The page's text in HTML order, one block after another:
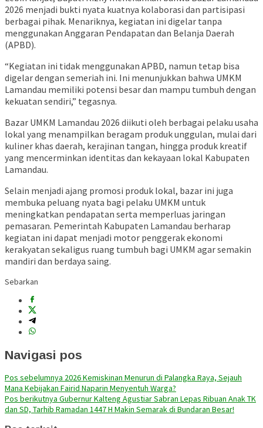
2026 menjadi bukti nyata kuatnya kolaborasi dan partisipasi
berbagai pihak. Menariknya, kegiatan ini digelar tanpa
menggunakan Anggaran Pendapatan dan Belanja Daerah
(APBD).
“Kegiatan ini tidak menggunakan APBD, namun tetap bisa
digelar dengan semeriah ini. Ini menunjukkan bahwa UMKM
Lamandau memiliki potensi besar dan mampu tumbuh dengan
kekuatan sendiri,” tegasnya.
Bazar UMKM Lamandau 2026 diikuti oleh berbagai pelaku usaha
lokal yang menampilkan beragam produk unggulan, mulai dari
kuliner khas daerah, kerajinan tangan, hingga produk kreatif
yang mencerminkan identitas dan kekayaan lokal Kabupaten
Lamandau.
Selain menjadi ajang promosi produk lokal, bazar ini juga
membuka peluang nyata bagi pelaku UMKM untuk
meningkatkan pendapatan serta memperluas jaringan
pemasaran. Pemerintah Kabupaten Lamandau berharap
kegiatan ini dapat menjadi motor penggerak ekonomi
kerakyatan sekaligus ruang tumbuh bagi UMKM agar semakin
mandiri dan berdaya saing.
Sebarkan
Navigasi pos
Pos sebelumnya 2026 Kemiskinan Menurun di Palangka Raya, Sejauh
Mana Kebijakan Fairid Naparin Menyentuh Warga?
Pos berikutnya Gubernur Kalteng Agustiar Sabran Lepas Ribuan Anak TK
dan SD, Tarhib Ramadan 1447 H Makin Semarak di Bundaran Besar!